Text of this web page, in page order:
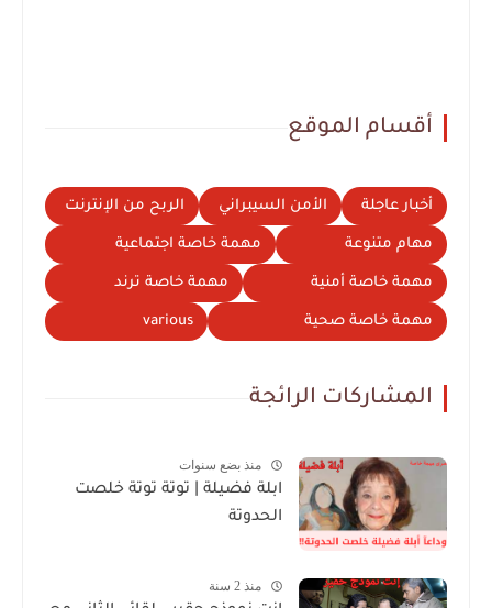
أقسام الموقع
أخبار عاجلة الأمن السيبراني الربح من الإنترنت
مهام متنوعة مهمة خاصة اجتماعية
مهمة خاصة أمنية مهمة خاصة ترند
مهمة خاصة صحية various
المشاركات الرائجة
منذ بضع سنوات
ابلة فضيلة | توتة توتة خلصت
الحدوتة
منذ 2 سنة